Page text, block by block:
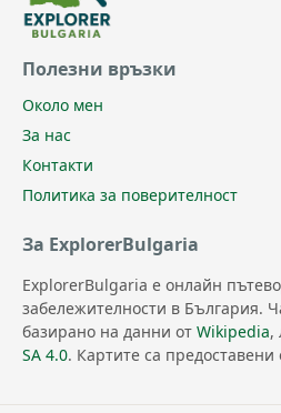
Полезни връзки
Около мен
За нас
Контакти
Политика за поверителност
За ExplorerBulgaria
ExplorerBulgaria е онлайн
забележителности в България.
базирано на данни от Wikipedia,
SA 4.0. Картите са предоставени